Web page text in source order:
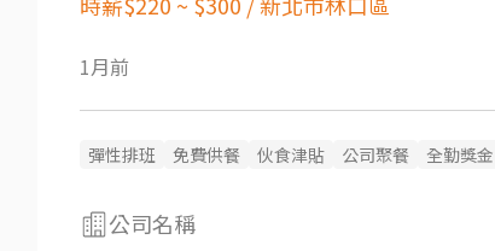
1月前
彈性排班 免費供餐 伙食津貼 公司聚餐 全勤獎金
公司名稱